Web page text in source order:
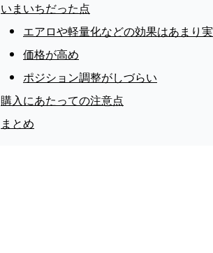
いまいちだった点
エアロや軽量化などの効果はあまり
価格が高め
ポジション調整がしづらい
購入にあたっての注意点
まとめ